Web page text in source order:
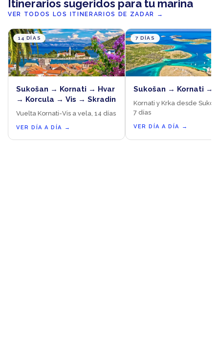
Itinerarios sugeridos para tu marina
VER TODOS LOS ITINERARIOS DE ZADAR →
14 DÍAS
Sukošan → Kornati → Hvar
→ Korcula → Vis → Skradin
Vuelta Kornati-Vis a vela, 14 días
VER DÍA A DÍA →
7 DÍAS
Sukošan → Kornati →
Kornati y Krka desde
7 días
VER DÍA A DÍA →